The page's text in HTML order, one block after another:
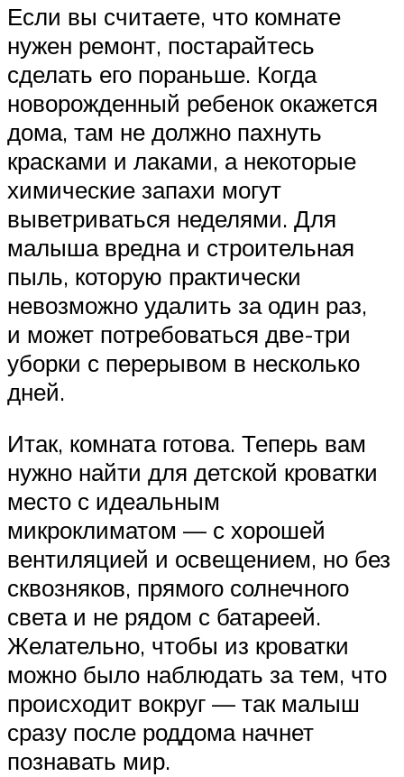
Если вы считаете, что комнате
нужен ремонт, постарайтесь
сделать его пораньше. Когда
новорожденный ребенок окажется
дома, там не должно пахнуть
красками и лаками, а некоторые
химические запахи могут
выветриваться неделями. Для
малыша вредна и строительная
пыль, которую практически
невозможно удалить за один раз,
и может потребоваться две-три
уборки с перерывом в несколько
дней.
Итак, комната готова. Теперь вам
нужно найти для детской кроватки
место с идеальным
микроклиматом — с хорошей
вентиляцией и освещением, но без
сквозняков, прямого солнечного
света и не рядом с батареей.
Желательно, чтобы из кроватки
можно было наблюдать за тем, что
происходит вокруг — так малыш
сразу после роддома начнет
познавать мир.